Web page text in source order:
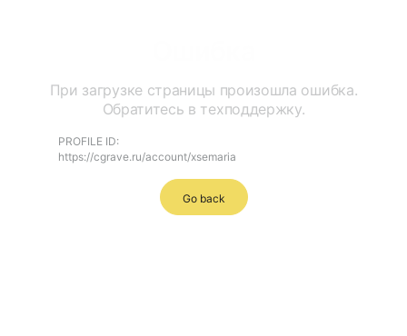
При загрузке страницы произошла ошибка.
Обратитесь в техподдержку.
PROFILE ID:
https://cgrave.ru/account/xsemaria
Go back